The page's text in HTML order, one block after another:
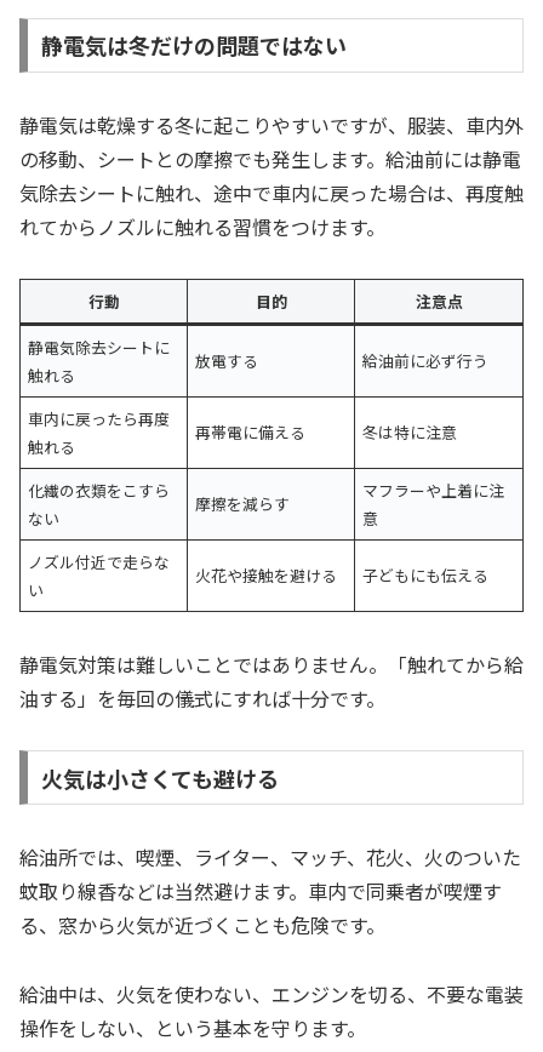
静電気は冬だけの問題ではない
静電気は乾燥する冬に起こりやすいですが、服装、車内外
の移動、シートとの摩擦でも発生します。給油前には静電
気除去シートに触れ、途中で車内に戻った場合は、再度触
れてからノズルに触れる習慣をつけます。
行動 目的
注意点
静電気除去シートに
触れる
放電する 給油前に必ず行う
車内に戻ったら再度
触れる
再帯電に備える 冬は特に注意
化繊の衣類をこすら
ない
摩擦を減らす
マフラーや上着に注
意
ノズル付近で走らな
い
火花や接触を避ける 子どもにも伝える
静電気対策は難しいことではありません。「触れてから給
油する」を毎回の儀式にすれば十分です。
火気は小さくても避ける
給油所では、喫煙、ライター、マッチ、花火、火のついた
蚊取り線香などは当然避けます。車内で同乗者が喫煙す
る、窓から火気が近づくことも危険です。
給油中は、火気を使わない、エンジンを切る、不要な電装
操作をしない、という基本を守ります。